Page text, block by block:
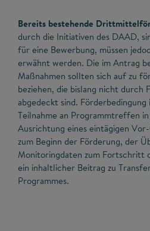
Bereits bestehende
durch die Initiativen des DAAD,
für eine Bewerbung, müssen
erwähnt werden. Die im Antrag
Maßnahmen sollten sich auf zu
beziehen, die bislang nicht
abgedeckt sind.
Teilnahme an Programmtreffen
Ausrichtung eines eintägigen
zum Beginn der Förderung, der
Monitoringdaten zum Fortschritt
ein inhaltlicher Beitrag zu
Programmes.